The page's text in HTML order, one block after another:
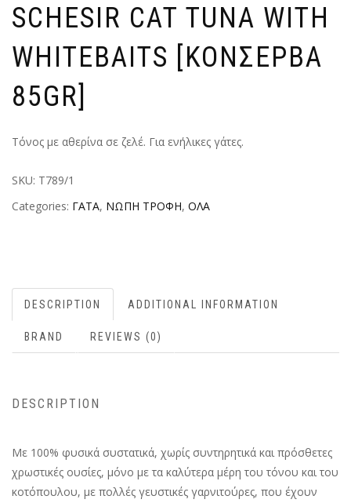
SCHESIR CAT TUNA WITH
WHITEBAITS [ΚΟΝΣΕΡΒΑ
85GR]
Τόνος με αθερίνα σε ζελέ. Για ενήλικες γάτες.
SKU: T789/1
Categories: ΓΑΤΑ, ΝΩΠΗ ΤΡΟΦΗ, ΟΛΑ
DESCRIPTION ADDITIONAL INFORMATION
BRAND REVIEWS (0)
DESCRIPTION
Με 100% φυσικά συστατικά, χωρίς συντηρητικά και πρόσθετες
χρωστικές ουσίες, μόνο με τα καλύτερα μέρη του τόνου και του
κοτόπουλου, με πολλές γευστικές γαρνιτούρες, που έχουν